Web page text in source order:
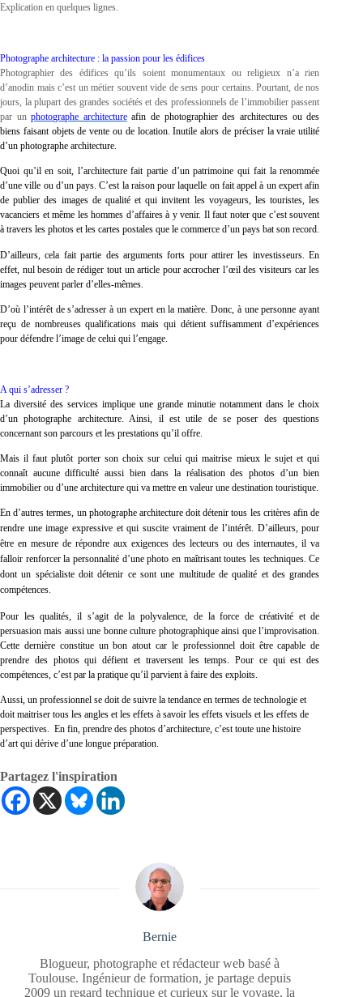
Explication en quelques lignes.
Photographe architecture : la passion pour les édifices
Photographier des édifices qu’ils soient monumentaux ou religieux n’a rien
d’anodin mais c’est un métier souvent vide de sens pour certains. Pourtant, de nos
jours, la plupart des grandes sociétés et des professionnels de l’immobilier passent
par unphotographe architectureafin de photographier des architectures ou des
biens faisant objets de vente ou de location. Inutile alors de préciser la vraie utilité
d’un photographe architecture.
Quoi qu’il en soit, l’architecture fait partie d’un patrimoine qui fait la renommée
d’une ville ou d’un pays. C’est la raison pour laquelle on fait appel à un expert afin
de publier des images de qualité et qui invitent les voyageurs, les touristes, les
vacanciers et même les hommes d’affaires à y venir. Il faut noter que c’est souvent
à travers les photos et les cartes postales que le commerce d’un pays bat son record.
D’ailleurs, cela fait partie des arguments forts pour attirer les investisseurs. En
effet, nul besoin de rédiger tout un article pour accrocher l’œil des visiteurs car les
images peuvent parler d’elles-mêmes.
D’où l’intérêt de s’adresser à un expert en la matière. Donc, à une personne ayant
reçu de nombreuses qualifications mais qui détient suffisamment d’expériences
pour défendre l’image de celui qui l’engage.
A qui s’adresser ?
La diversité des services implique une grande minutie notamment dans le choix
d’un photographe architecture. Ainsi, il est utile de se poser des questions
concernant son parcours et les prestations qu’il offre.
Mais il faut plutôt porter son choix sur celui qui maitrise mieux le sujet et qui
connaît aucune difficulté aussi bien dans la réalisation des photos d’un bien
immobilier ou d’une architecture qui va mettre en valeur une destination touristique.
En d’autres termes, un photographe architecture doit détenir tous les critères afin de
rendre une image expressive et qui suscite vraiment de l’intérêt. D’ailleurs, pour
être en mesure de répondre aux exigences des lecteurs ou des internautes, il va
falloir renforcer la personnalité d’une photo en maîtrisant toutes les techniques. Ce
dont un spécialiste doit détenir ce sont une multitude de qualité et des grandes
compétences.
Pour les qualités, il s’agit de la polyvalence, de la force de créativité et de
persuasion mais aussi une bonne culture photographique ainsi que l’improvisation.
Cette dernière constitue un bon atout car le professionnel doit être capable de
prendre des photos qui défient et traversent les temps. Pour ce qui est des
compétences, c’est par la pratique qu’il parvient à faire des exploits.
Aussi, un professionnel se doit de suivre la tendance en termes de technologie et
doit maitriser tous les angles et les effets à savoir les effets visuels et les effets de
perspectives. En fin, prendre des photos d’architecture, c’est toute une histoire
d’art qui dérive d’une longue préparation.
Partagez l'inspiration
Bernie
Blogueur, photographe et rédacteur web basé à
Toulouse. Ingénieur de formation, je partage depuis
2009 un regard technique et curieux sur le voyage, la